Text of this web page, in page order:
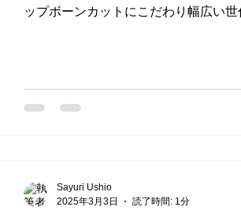
ップボーンカットにこだわり幅広い
Sayuri Ushio
2025年3月3日
読了時間: 1分